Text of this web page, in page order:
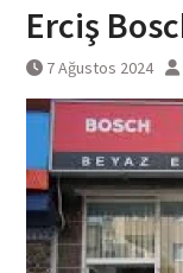
Erciş
7 Ağustos 2024